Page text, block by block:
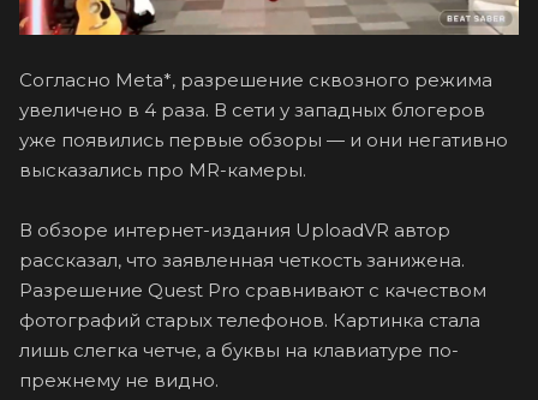
Согласно Meta*, разрешение сквозного режима
увеличено в 4 раза. В сети у западных блогеров
уже появились первые обзоры — и они негативно
высказались про MR-камеры.
В обзоре интернет-издания UploadVR автор
рассказал, что заявленная четкость занижена.
Разрешение Quest Pro сравнивают с качеством
фотографий старых телефонов. Картинка стала
лишь слегка четче, а буквы на клавиатуре по-
прежнему не видно.